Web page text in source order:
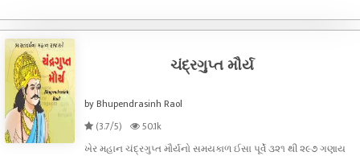
ચંદ્રગુપ્ત મૌર્ય
by Bhupendrasinh Raol
(3.7/5)
50.1k
ખેર મહાન ચંદ્રગુપ્ત મૌર્યનો સમયકાળ ઈસા પૂર્વે ૩૨૧ થી ૨૯૭ ગણાય